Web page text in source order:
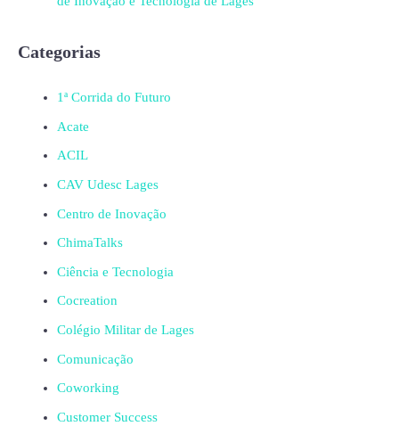
Categorias
1ª Corrida do Futuro
Acate
ACIL
CAV Udesc Lages
Centro de Inovação
ChimaTalks
Ciência e Tecnologia
Cocreation
Colégio Militar de Lages
Comunicação
Coworking
Customer Success